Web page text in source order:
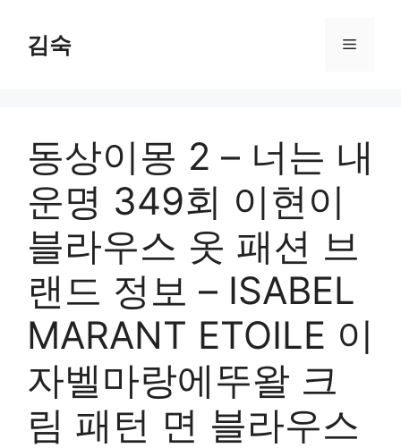
content
김숙 Menu
동상이몽 2 – 너는 내
운명 349회 이현이
블라우스 옷 패션 브
랜드 정보 – ISABEL
MARANT ETOILE 이
자벨마랑에뚜왈 크
림 패턴 면 블라우스